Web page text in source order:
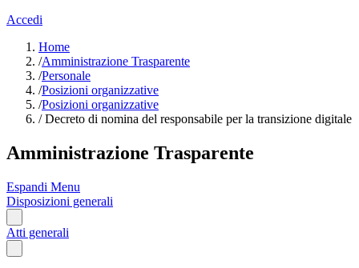
Accedi
Home
/Amministrazione Trasparente
/Personale
/Posizioni organizzative
/Posizioni organizzative
/Decreto di nomina del responsabile per la transizione digitale
Amministrazione Trasparente
Espandi Menu
Disposizioni generali
Atti generali